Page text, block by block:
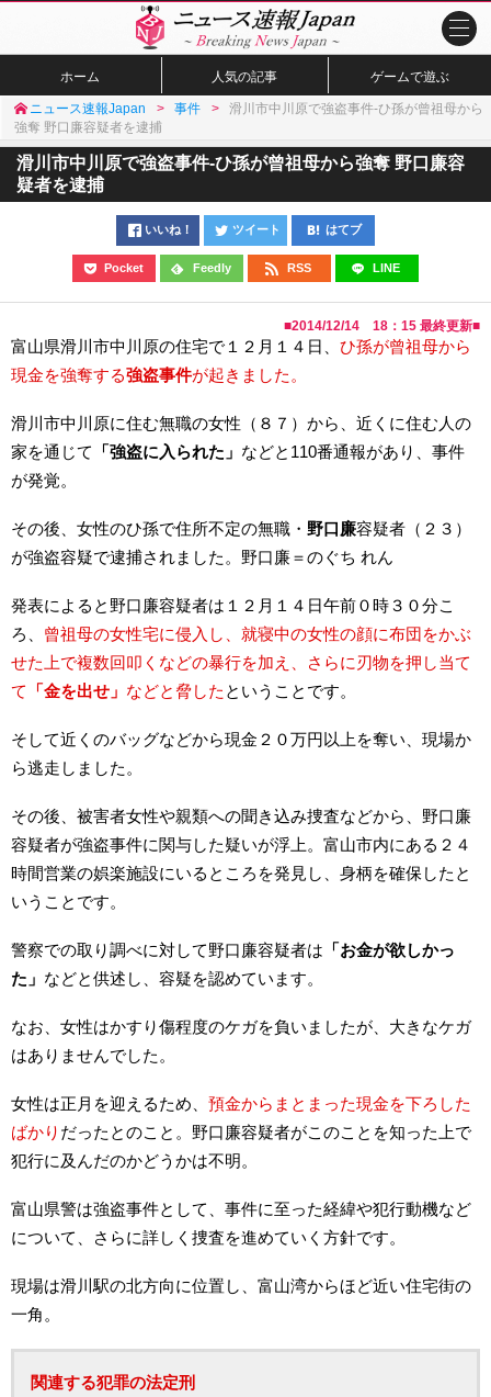
ホーム 人気の記事 ゲームで遊ぶ
ニュース速報Japan 事件
滑川市中川原で強盗事件-ひ孫が曾祖母から
強奪 野口廉容疑者を逮捕
滑川市中川原で強盗事件-ひ孫が曾祖母から強奪 野口廉容
疑者を逮捕
いいね！ ツイート はてブ
Pocket Feedly RSS LINE
■2014/12/14 18：15 最終更新■
富山県滑川市中川原の住宅で１２月１４日、 ひ孫が曾祖母から
現金を強奪する強盗事件が起きました。
滑川市中川原に住む無職の女性（８７）から、近くに住む人の
家を通じて
「強盗に入られた」 などと110番通報があり、事件
が発覚。
その後、女性のひ孫で住所不定の無職・ 野口廉容疑者（２３）
が強盗容疑で逮捕されました。野口廉＝のぐち れん
発表によると野口廉容疑者は１２月１４日午前０時３０分こ
ろ、 曾祖母の女性宅に侵入し、就寝中の女性の顔に布団をかぶ
せた上で複数回叩くなどの暴行を加え、さらに刃物を押し当て
て
「金を出せ」 などと脅した ということです。
そして近くのバッグなどから現金２０万円以上を奪い、現場か
ら逃走しました。
その後、被害者女性や親類への聞き込み捜査などから、野口廉
容疑者が強盗事件に関与した疑いが浮上。富山市内にある２４
時間営業の娯楽施設にいるところを発見し、身柄を確保したと
いうことです。
警察での取り調べに対して野口廉容疑者は 「お金が欲しかっ
た」 などと供述し、容疑を認めています。
なお、女性はかすり傷程度のケガを負いましたが、大きなケガ
はありませんでした。
女性は正月を迎えるため、 預金からまとまった現金を下ろした
ばかり だったとのこと。野口廉容疑者がこのことを知った上で
犯行に及んだのかどうかは不明。
富山県警は強盗事件として、事件に至った経緯や犯行動機など
について、さらに詳しく捜査を進めていく方針です。
現場は滑川駅の北方向に位置し、富山湾からほど近い住宅街の
一角。
関連する犯罪の法定刑